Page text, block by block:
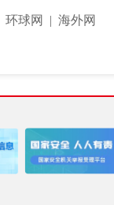
环球网 |海外网